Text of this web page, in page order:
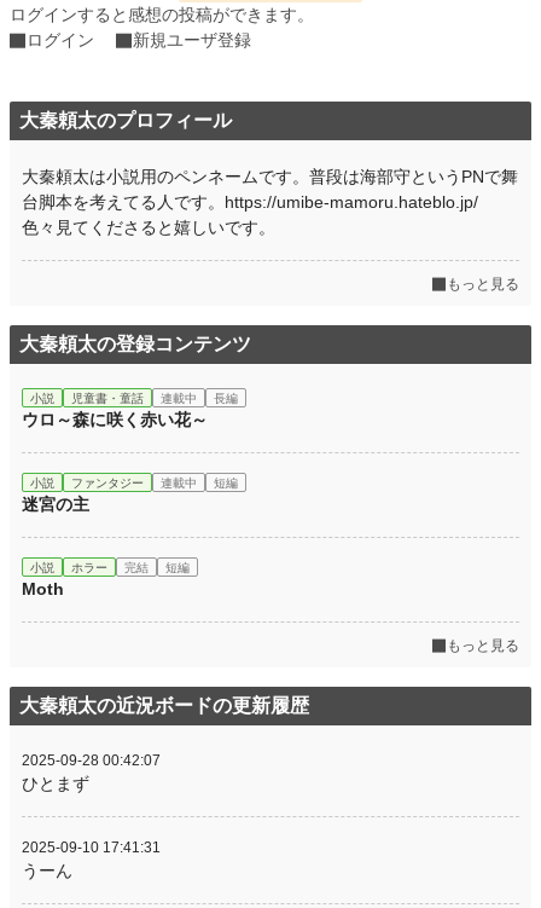
年間ポイント 168 pt (129,397 位)
累計ポイント 4,843 pt (126,846 位)
ログインすると感想の投稿ができます。
ログイン
新規ユーザ登録
大秦頼太のプロフィール
大秦頼太は小説用のペンネームです。普段は海部守というPNで舞
台脚本を考えてる人です。https://umibe-mamoru.hateblo.jp/
色々見てくださると嬉しいです。
もっと見る
大秦頼太の登録コンテンツ
小説 児童書・童話 連載中 長編
ウロ～森に咲く赤い花～
小説 ファンタジー 連載中 短編
迷宮の主
小説 ホラー 完結 短編
Moth
もっと見る
大秦頼太の近況ボードの更新履歴
2025-09-28 00:42:07
ひとまず
2025-09-10 17:41:31
うーん